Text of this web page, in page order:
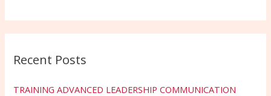
Recent Posts
TRAINING ADVANCED LEADERSHIP COMMUNICATION